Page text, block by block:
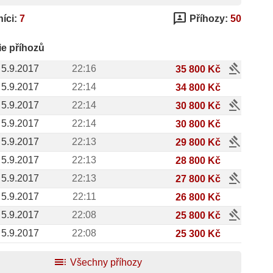
7 3p Příhozy: 50
příhozů
5.9.2017
22:16 35 800 Kč gavel
5.9.2017 22:14
34 800 Kč
5.9.2017
22:14 30 800 Kč gavel
5.9.2017 22:14
30 800 Kč
5.9.2017
22:13 29 800 Kč gavel
5.9.2017 22:13
28 800 Kč
5.9.2017
22:13 27 800 Kč gavel
5.9.2017 22:11
26 800 Kč
5.9.2017
22:08 25 800 Kč gavel
5.9.2017 22:08 25 300 Kč
toc Všechny příhozy